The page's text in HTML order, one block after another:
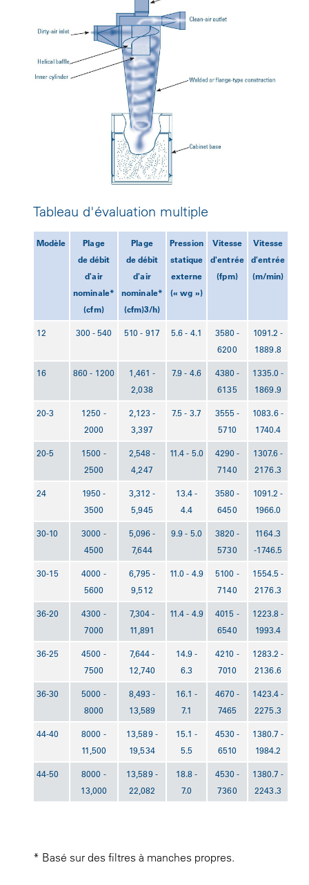
Tableau d'évaluation multiple
Modèle
Plage
de débit
d'air
nominale*
(cfm)
Plage
de débit
d'air
nominale*
(cfm)3/h)
Pression
statique
externe
(« wg »)
Vitesse
d'entrée
(fpm)
Vitesse
d'entrée
(m/min)
12 300 - 540 510 - 917 5.6 - 4.1
3580 -
6200
1091.2 -
1889.8
16 860 - 1200
1,461 -
2,038
7.9 - 4.6
4380 -
6135
1335.0 -
1869.9
20-3
1250 -
2000
2,123 -
3,397
7.5 - 3.7
3555 -
5710
1083.6 -
1740.4
20-5
1500 -
2500
2,548 -
4,247
11.4 - 5.0
4290 -
7140
1307.6 -
2176.3
24
1950 -
3500
3,312 -
5,945
13.4 -
4.4
3580 -
6450
1091.2 -
1966.0
30-10
3000 -
4500
5,096 -
7,644
9.9 - 5.0
3820 -
5730
1164.3
-1746.5
30-15
4000 -
5600
6,795 -
9,512
11.0 - 4.9
5100 -
7140
1554.5 -
2176.3
36-20
4300 -
7000
7,304 -
11,891
11.4 - 4.9
4015 -
6540
1223.8 -
1993.4
36-25
4500 -
7500
7,644 -
12,740
14.9 -
6.3
4210 -
7010
1283.2 -
2136.6
36-30
5000 -
8000
8,493 -
13,589
16.1 -
7.1
4670 -
7465
1423.4 -
2275.3
44-40
8000 -
11,500
13,589 -
19,534
15.1 -
5.5
4530 -
6510
1380.7 -
1984.2
44-50
8000 -
13,000
13,589 -
22,082
18.8 -
7.0
4530 -
7360
1380.7 -
2243.3
* Basé sur des filtres à manches propres.